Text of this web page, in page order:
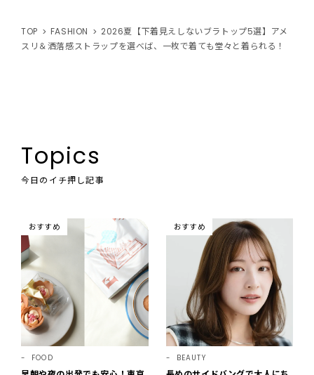
TOP FASHION
2026夏【下着見えしないブラトップ5選】アメ
スリ＆洒落感ストラップを選べば、一枚で着ても堂々と着られる！
Topics
今日のイチ押し記事
おすすめ
FOOD
おすすめ
BEAUTY